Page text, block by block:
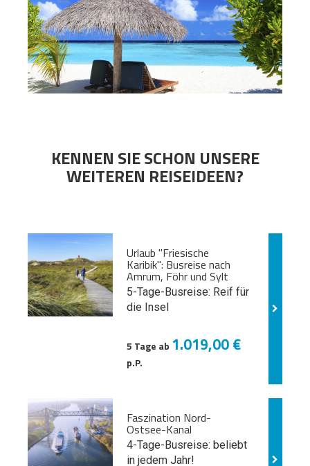
KENNEN SIE SCHON UNSERE
WEITEREN REISEIDEEN?
Urlaub "Friesische
Karibik": Busreise nach
Amrum, Föhr und Sylt
5-Tage-Busreise: Reif für
die Insel
5 Tage ab 1.019,00 €
p.P.
Faszination Nord-
Ostsee-Kanal
4-Tage-Busreise: beliebt
in jedem Jahr!